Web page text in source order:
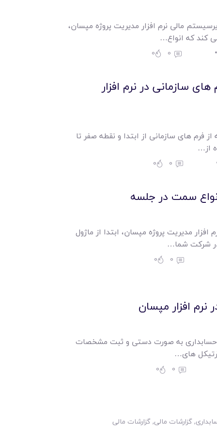
مالی نرم افزار مدیریت پروژه مپسان،
کند که انواع…
0
0
سازمانی در نرم افزار
فرم های سازمانی از ابتدا و نقطه صفر تا
از…
0
0
سمت در جلسه
مدیریت پروژه مپسان، ابتدا از ماژول
در شرکت شما…
0
0
نرم افزار مپسان
حسابداری به صورت دستی و ثبت مشخصات
های…
0
0
,گزارشات مالی,گزارشات مالی